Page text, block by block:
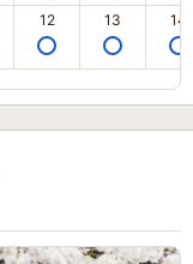
12 13 14